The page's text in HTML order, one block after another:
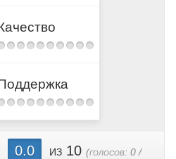
0.0 из 10 (голосов: 0/